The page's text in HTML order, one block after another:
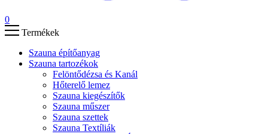
0
Termékek
Szauna építőanyag
Szauna tartozékok
Felöntődézsa és Kanál
Hőterelő lemez
Szauna kiegészítők
Szauna műszer
Szauna szettek
Szauna Textíliák